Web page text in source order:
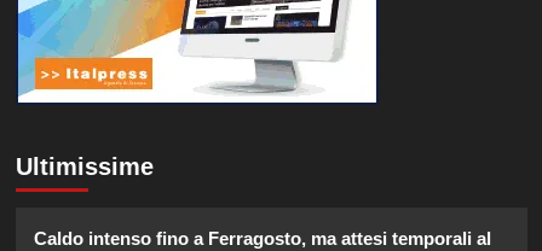
Ultimissime
Caldo intenso fino a Ferragosto, ma attesi temporali al